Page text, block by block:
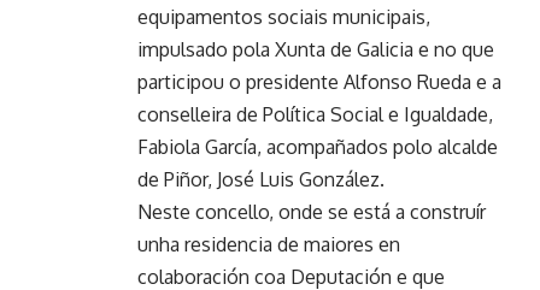
equipamentos sociais municipais,
impulsado pola Xunta de Galicia e no que
participou o presidente Alfonso Rueda e a
conselleira de Política Social e Igualdade,
Fabiola García, acompañados polo alcalde
de Piñor, José Luis González.
Neste concello, onde se está a construír
unha residencia de maiores en
colaboración coa Deputación e que